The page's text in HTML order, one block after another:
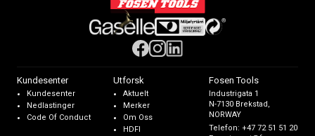
Kundesenter
Kundesenter
Nedlastinger
Code Of Conduct
Utforsk
Aktuelt
Merker
Om Oss
HDFI
Fosen Tools
Industrigata 1
N-7130 Brekstad,
NORWAY
Telefon:+47 72 51 51 20